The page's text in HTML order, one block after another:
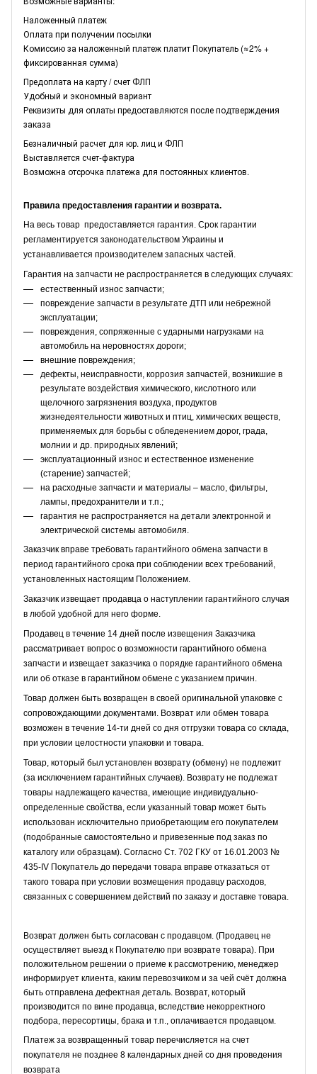
Наложенный платеж
Оплата при получении посылки
Комиссию за наложенный платеж платит Покупатель (≈2% +
фиксированная сумма)
Предоплата на карту / счет ФЛП
Удобный и экономный вариант
Реквизиты для оплаты предоставляются после подтверждения
заказа
Безналичный расчет для юр. лиц и ФЛП
Выставляется счет-фактура
Возможна отсрочка платежа для постоянных клиентов.
Правила предоставления гарантии и возврата.
На весь товар предоставляется гарантия. Срок гарантии
регламентируется законодательством Украины и
устанавливается производителем запасных частей.
Гарантия на запчасти не распространяется в следующих случаях:
естественный износ запчасти;
повреждение запчасти в результате ДТП или небрежной
эксплуатации;
повреждения, сопряженные с ударными нагрузками на
автомобиль на неровностях дороги;
внешние повреждения;
дефекты, неисправности, коррозия запчастей, возникшие в
результате воздействия химического, кислотного или
щелочного загрязнения воздуха, продуктов
жизнедеятельности животных и птиц, химических веществ,
применяемых для борьбы с обледенением дорог, града,
молнии и др. природных явлений;
эксплуатационный износ и естественное изменение
(старение) запчастей;
на расходные запчасти и материалы – масло, фильтры,
лампы, предохранители и т.п.;
гарантия не распространяется на детали электронной и
электрической системы автомобиля.
Заказчик вправе требовать гарантийного обмена запчасти в
период гарантийного срока при соблюдении всех требований,
установленных настоящим Положением.
Заказчик извещает продавца о наступлении гарантийного случая
в любой удобной для него форме.
Продавец в течение 14 дней после извещения Заказчика
рассматривает вопрос о возможности гарантийного обмена
запчасти и извещает заказчика о порядке гарантийного обмена
или об отказе в гарантийном обмене с указанием причин.
Товар должен быть возвращен в своей оригинальной упаковке с
сопровождающими документами. Возврат или обмен товара
возможен в течение 14-ти дней со дня отгрузки товара со склада,
при условии целостности упаковки и товара.
Товар, который был установлен возврату (обмену) не подлежит
(за исключением гарантийных случаев). Возврату не подлежат
товары надлежащего качества, имеющие индивидуально-
определенные свойства, если указанный товар может быть
использован исключительно приобретающим его покупателем
(подобранные самостоятельно и привезенные под заказ по
каталогу или образцам). Согласно Ст. 702 ГКУ от 16.01.2003 №
435-IV Покупатель до передачи товара вправе отказаться от
такого товара при условии возмещения продавцу расходов,
связанных с совершением действий по заказу и доставке товара.
Возврат должен быть согласован с продавцом. (Продавец не
осуществляет выезд к Покупателю при возврате товара). При
положительном решении о приеме к рассмотрению, менеджер
информирует клиента, каким перевозчиком и за чей счёт должна
быть отправлена дефектная деталь. Возврат, который
производится по вине продавца, вследствие некорректного
подбора, пересортицы, брака и т.п., оплачивается продавцом.
Платеж за возвращенный товар перечисляется на счет
покупателя не позднее 8 календарных дней со дня проведения
возврата